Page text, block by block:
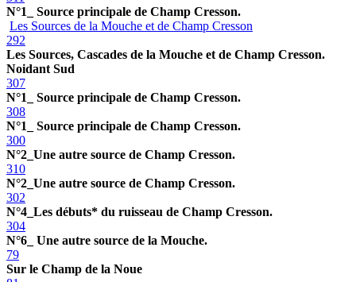
N°1_ Source principale de Champ Cresson.
Les Sources de la Mouche et de Champ Cresson
292
Les Sources, Cascades de la Mouche et de Champ Cresson.
Noidant Sud
307
N°1_ Source principale de Champ Cresson.
308
N°1_ Source principale de Champ Cresson.
300
N°2_Une autre source de Champ Cresson.
310
N°2_Une autre source de Champ Cresson.
302
N°4_Les débuts* du ruisseau de Champ Cresson.
304
N°6_ Une autre source de la Mouche.
79
Sur le Champ de la Noue